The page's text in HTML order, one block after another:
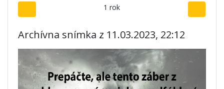
1 rok
Archívna snímka z 11.03.2023, 22:12